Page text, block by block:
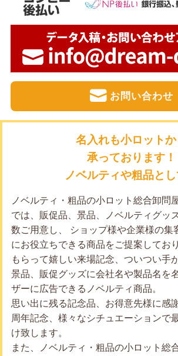
お問い合わせ
名入れも小ロットか
承っております！
ノベルティや粗品と
ノベルティ・粗品の小ロット総合卸問
では、販促品、景品、ノベルティグッ
数ご用意し、 ショップ様や企業様の集
にお役立ちできる商品をご提案してお
もらって嬉しい来場記念、ついつい手
景品、販促グッズに会社名や製品名を
ザーに広告できるノベルティ商品。
思い出に残る記念品、お得意先様に感
周年記念、様々なシチュエーションで
け致します。
また、ノベルティ・粗品の小ロット総